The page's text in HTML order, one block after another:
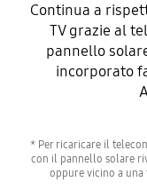
Continua a
TV grazie al
pannello
incorporato
* Per ricaricare il
con il pannello solare
oppure vicino a una